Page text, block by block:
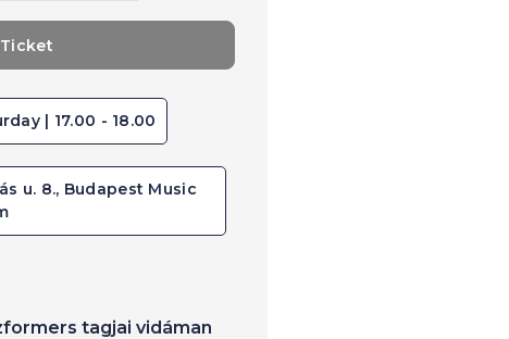
Ticket
| 17.00 - 18.00
u. 8., Budapest Music
tagjai vidáman